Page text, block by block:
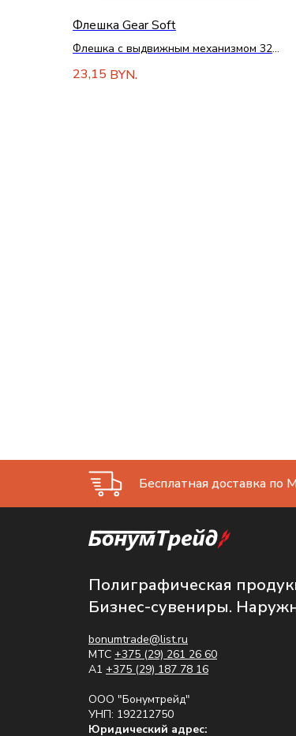
Флешка Gear Soft
Флешка с выдвижным механизмом 32
23,15 BYN.
Бесплатная доставка по
bonumtrade@list.ru
МТС +375 (29) 261 26 60
A1 +375 (29) 187 78 16
ООО "Бонумтрейд"
УНП: 192212750
Юридический адрес:
Полиграфическая
Бизнес-сувениры.